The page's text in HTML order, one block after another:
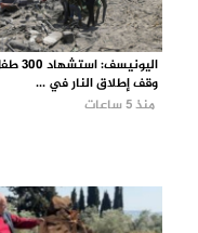
وقف إطلاق النار في ...
منذ 5 ساعات